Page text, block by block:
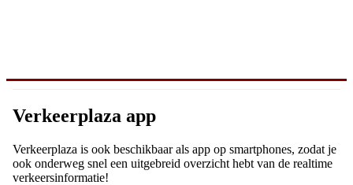
Verkeerplaza app
Verkeerplaza is ook beschikbaar als app op smartphones, zodat je
ook onderweg snel een uitgebreid overzicht hebt van de realtime
verkeersinformatie!